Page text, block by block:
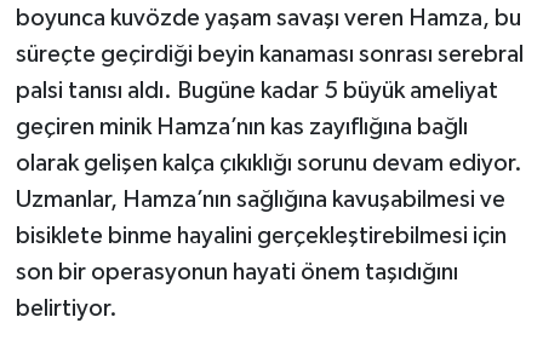
boyunca kuvözde yaşam savaşı veren Hamza, bu
süreçte geçirdiği beyin kanaması sonrası serebral
palsi tanısı aldı. Bugüne kadar 5 büyük ameliyat
geçiren minik Hamza’nın kas zayıflığına bağlı
olarak gelişen kalça çıkıklığı sorunu devam ediyor.
Uzmanlar, Hamza’nın sağlığına kavuşabilmesi ve
bisiklete binme hayalini gerçekleştirebilmesi için
son bir operasyonun hayati önem taşıdığını
belirtiyor.